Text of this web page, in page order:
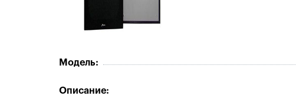
Модель:
Описание: